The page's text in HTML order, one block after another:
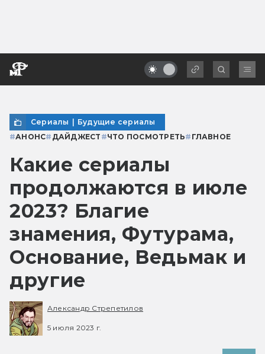
Сериалы | Будущие сериалы
#АНОНС# ДАЙДЖЕСТ #ЧТО ПОСМОТРЕТЬ# ГЛАВНОЕ
Какие сериалы
продолжаются в июле
2023? Благие
знамения, Футурама,
Основание, Ведьмак и
другие
Александр Стрепетилов
5 июля 2023 г.